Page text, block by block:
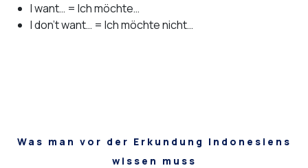
I want… = Ich möchte…
I don’t want… = Ich möchte nicht…
Was man vor der Erkundung Indonesiens
wissen muss